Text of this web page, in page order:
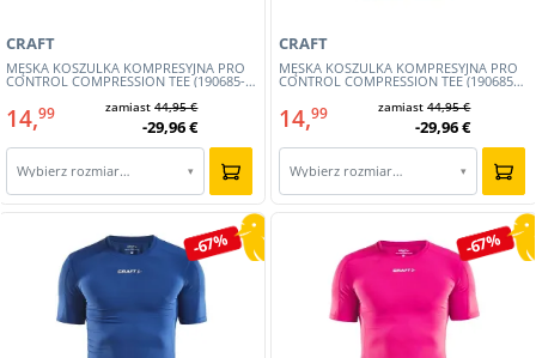
MĘSKA KOSZULKA KOMPRESYJNA PRO
CONTROL COMPRESSION TEE (190685-
CRAFT
14,99 zamiast44,95 €
-29,96 €
Wybierz rozmiar… ▾
MĘSKA KOSZULKA KOMPRESYJNA PRO
CONTROL COMPRESSION TEE (1906855-
CRAFT
14,99 zamiast44,95 €
-29,96 €
Wybierz rozmiar… ▾
-67% -67%